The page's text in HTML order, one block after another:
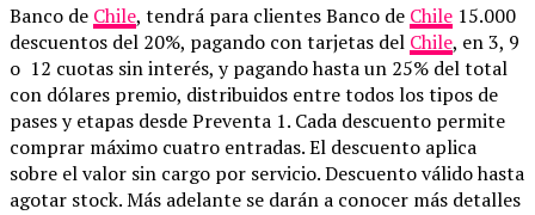
Banco de Chile, tendrá para clientes Banco de Chile 15.000
descuentos del 20%, pagando con tarjetas del Chile, en 3, 9
o 12 cuotas sin interés, y pagando hasta un 25% del total
con dólares premio, distribuidos entre todos los tipos de
pases y etapas desde Preventa 1. Cada descuento permite
comprar máximo cuatro entradas. El descuento aplica
sobre el valor sin cargo por servicio. Descuento válido hasta
agotar stock. Más adelante se darán a conocer más detalles